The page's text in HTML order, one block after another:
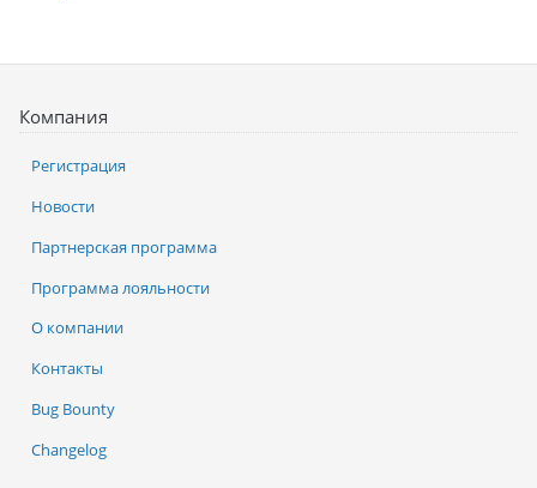
Компания
Регистрация
Новости
Партнерская программа
Программа лояльности
О компании
Контакты
Bug Bounty
Changelog